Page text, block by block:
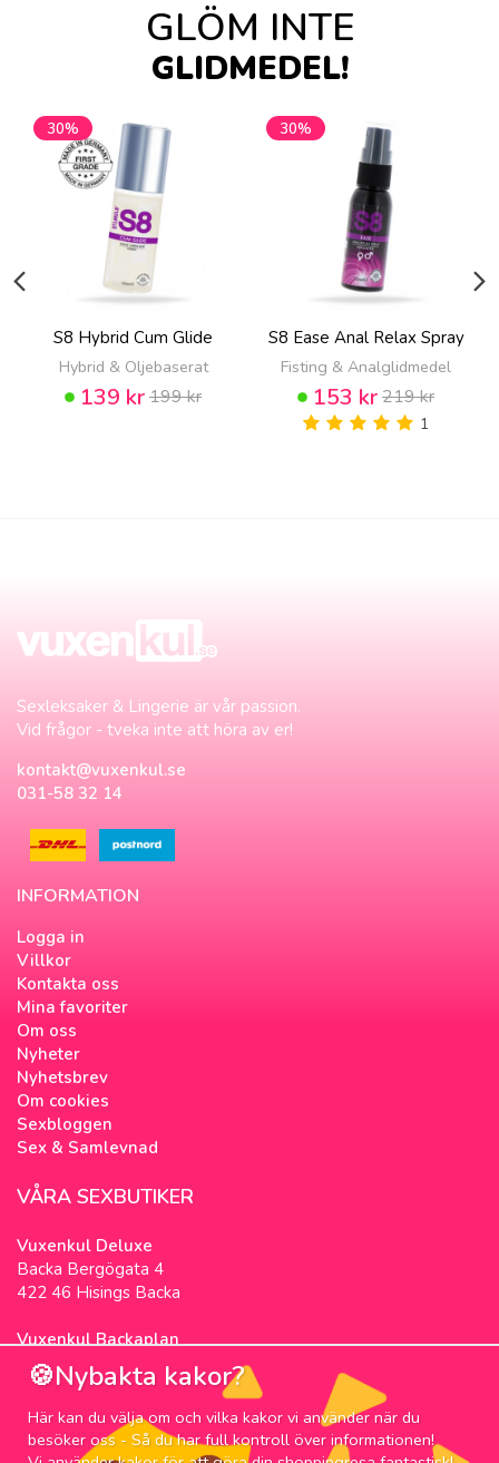
GLÖM INTE
GLIDMEDEL!
30%
S8 Hybrid Cum Glide
Hybrid & Oljebaserat
139 kr199 kr
30%
S8 Ease Anal Relax Spray
Fisting & Analglidmedel
153 kr219 kr
1
Sexleksaker & Lingerie är vår passion.
Vid frågor - tveka inte att höra av er!
kontakt@vuxenkul.se
031-58 32 14
INFORMATION
Logga in
Villkor
Kontakta oss
Mina favoriter
Om oss
Nyheter
Nyhetsbrev
Om cookies
Sexbloggen
Sex & Samlevnad
VÅRA SEXBUTIKER
Vuxenkul Deluxe
Backa Bergögata 4
422 46 Hisings Backa
Vuxenkul Backaplan
Färgfabriksgatan 3
417 05 Göteborg
NYHETSBREV
🍪Nybakta kakor?
Här kan du välja om och vilka kakor vi använder när du
besöker oss - Så du har full kontroll över informationen!